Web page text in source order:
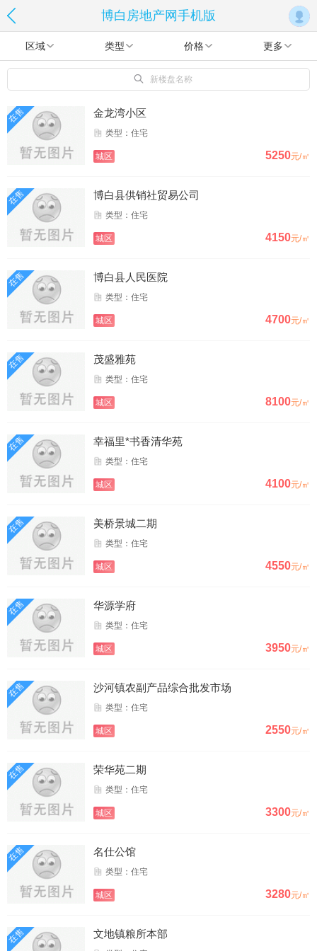
博白房地产网手机版
区域 类型 价格 更多
新楼盘名称
在售 金龙湾小区
类型：住宅
城区 5250元/㎡
在售 博白县供销社贸易公司
类型：住宅
城区 4150元/㎡
在售 博白县人民医院
类型：住宅
城区 4700元/㎡
在售 茂盛雅苑
类型：住宅
城区 8100元/㎡
在售 幸福里*书香清华苑
类型：住宅
城区 4100元/㎡
在售 美桥景城二期
类型：住宅
城区 4550元/㎡
在售 华源学府
类型：住宅
城区 3950元/㎡
在售 沙河镇农副产品综合批发市场
类型：住宅
城区 2550元/㎡
在售 荣华苑二期
类型：住宅
城区 3300元/㎡
在售 名仕公馆
类型：住宅
城区 3280元/㎡
在售 文地镇粮所本部